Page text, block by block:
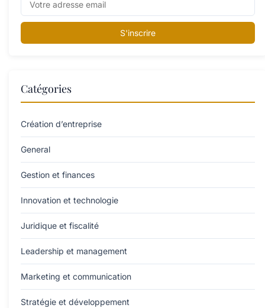
S'inscrire
Catégories
Création d’entreprise
General
Gestion et finances
Innovation et technologie
Juridique et fiscalité
Leadership et management
Marketing et communication
Stratégie et développement